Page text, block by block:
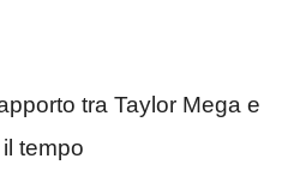
tra Taylor Mega e
tempo